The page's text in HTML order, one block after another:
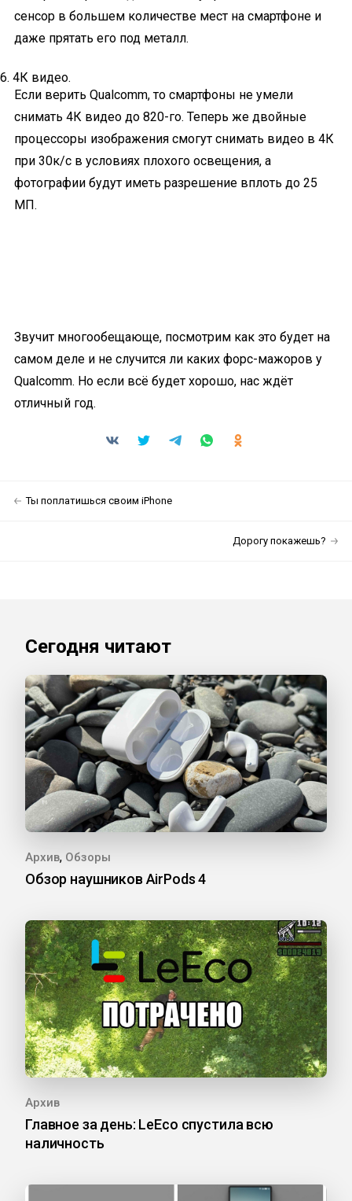
сенсор в большем количестве мест на смартфоне и
даже прятать его под металл.
6. 4К видео.
Если верить Qualcomm, то смартфоны не умели
снимать 4К видео до 820-го. Теперь же двойные
процессоры изображения смогут снимать видео в 4К
при 30к/с в условиях плохого освещения, а
фотографии будут иметь разрешение вплоть до 25
МП.
Звучит многообещающе, посмотрим как это будет на
самом деле и не случится ли каких форс-мажоров у
Qualcomm. Но если всё будет хорошо, нас ждёт
отличный год.
Ты поплатишься своим iPhone
Дорогу покажешь?
Сегодня читают
Архив, Обзоры
Обзор наушников AirPods 4
Архив
Главное за день: LeEco спустила всю
наличность